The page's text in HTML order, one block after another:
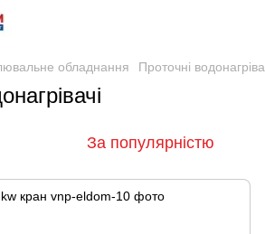
обладнання Проточні
За популярністю